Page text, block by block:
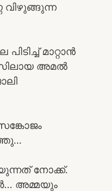
വിഴുങ്ങുന്ന
മാറ്റാൻ
അമൽ
നോക്ക്.
അമ്മയും